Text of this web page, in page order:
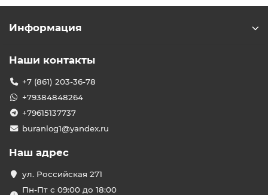
Информация
Наши контакты
+7 (861) 203-36-78
+79384848264
+79615137737
buranlog1@yandex.ru
Наш адрес
ул. Российская 271
Пн-Пт с 09:00 до 18:00